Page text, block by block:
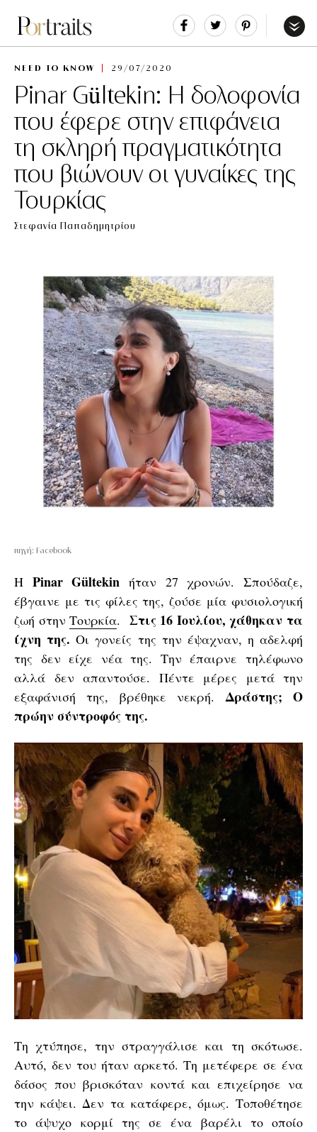
Share Tweet
NEED TO KNOW 29/07/2020
Pinar Gültekin: Η δολοφονία
που έφερε στην επιφάνεια
τη σκληρή πραγματικότητα
που βιώνουν οι γυναίκες της
Τουρκίας
Στεφανία Παπαδημητρίου
πηγή: Facebook
H Pinar Gültekin ήταν 27 χρονών. Σπούδαζε,
έβγαινε με τις φίλες της, ζούσε μία φυσιολογική
ζωή στηνΤουρκία. Στις 16 Ιουλίου, χάθηκαν τα
ίχνη της. Οι γονείς της την έψαχναν, η αδελφή
της δεν είχε νέα της. Την έπαιρνε τηλέφωνο
αλλά δεν απαντούσε. Πέντε μέρες μετά την
εξαφάνισή της, βρέθηκε νεκρή.
Δράστης; Ο
πρώην σύντροφός της.
Τη χτύπησε, την στραγγάλισε και τη σκότωσε.
Αυτό, δεν του ήταν αρκετό. Τη μετέφερε σε ένα
δάσος που βρισκόταν κοντά και επιχείρησε να
την κάψει. Δεν τα κατάφερε, όμως. Τοποθέτησε
το άψυχο κορμί της σε ένα βαρέλι το οποίο